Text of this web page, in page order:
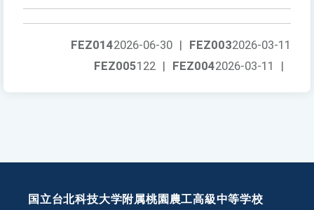
FEZ0032026-03-11
FEZ0142026-06-30 |
FEZ0042026-03-11 |
FEZ005122 |
国立台北科技大学附属桃園農工高級中等学校